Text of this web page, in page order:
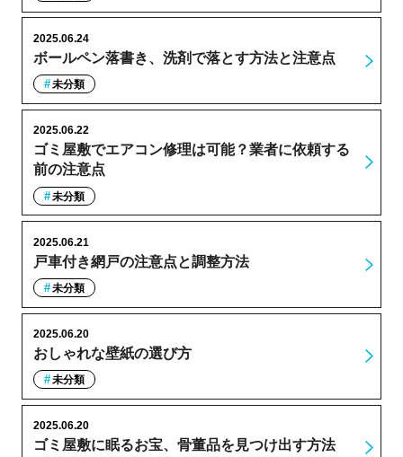
ボールペン落書き、洗剤で落とす方法と注意点
2025.06.24
未分類
ゴミ屋敷でエアコン修理は可能？業者に依頼する
前の注意点
2025.06.22
未分類
戸車付き網戸の注意点と調整方法
2025.06.21
未分類
おしゃれな壁紙の選び方
2025.06.20
未分類
ゴミ屋敷に眠るお宝、骨董品を見つけ出す方法
2025.06.20